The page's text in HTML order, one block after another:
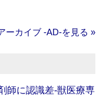
ーカイブ ‐AD‐を見る »
師に認識差‐獣医療専